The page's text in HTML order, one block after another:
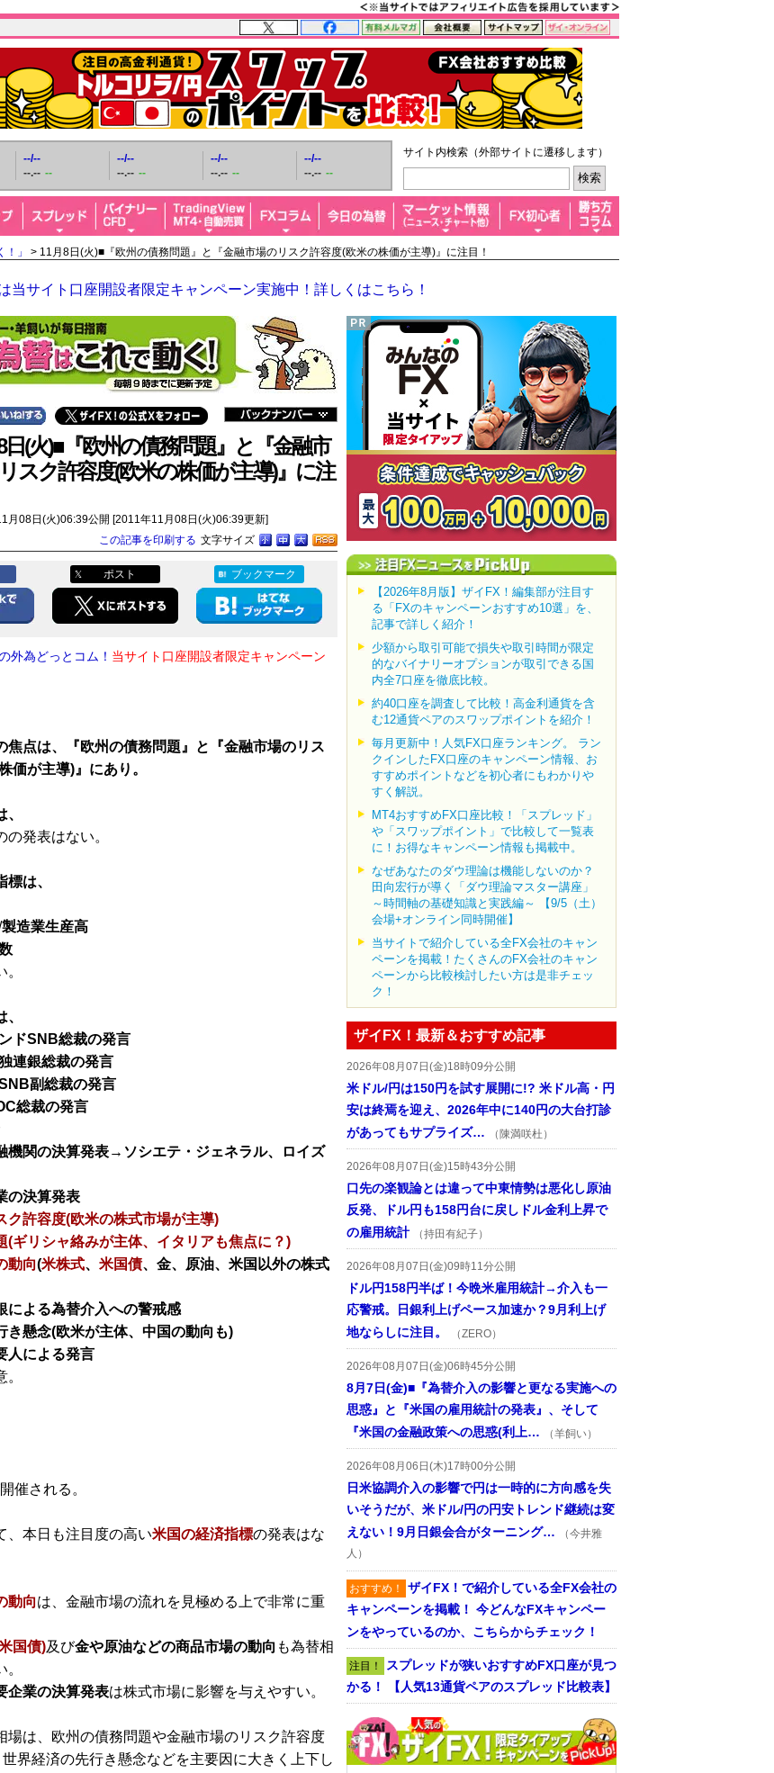
--/--
--.-- --
--/--
--.-- --
--/--
--.-- --
--/--
--.-- --
サイト内検索（外部サイトに遷移します）
」 > 11月8日(火)■『欧州の債務問題』と『金融市場のリスク許容度(欧米の株価が主導)』に注目！
当サイト口座開設者限定キャンペーン実施中！詳しくはこちら！
日(火)■『欧州の債務問題』と『金融市
スク許容度(欧米の株価が主導)』に注
月08日(火)06:39公開 [2011年11月08日(火)06:39更新]
文字サイズ
この記事を印刷する
ポスト ブックマーク
外為どっとコム！ 当サイト口座開設者限定キャンペーン
焦点は、『欧州の債務問題』と『金融市場のリス
価が主導)』にあり。
発表はない。
は、
製造業生産高
ドSNB総裁の発言
連銀総裁の発言
副総裁の発言
総裁の発言
機関の決算発表→ソシエテ・ジェネラル、ロイズ
の決算発表
ク許容度(欧米の株式市場が主導)
(ギリシャ絡みが主体、イタリアも焦点に？)
動向(米株式、 米国債、金、原油、米国以外の株式
による為替介入への警戒感
き懸念(欧米が主体、中国の動向も)
人による発言
催される。
、本日も注目度の高い米国の経済指標の発表はな
動向は、金融市場の流れを見極める上で非常に重
国債)及び金や原油などの商品市場の動向 も為替相
企業の決算発表は株式市場に影響を与えやすい。
場は、欧州の債務問題や金融市場のリスク許容度
界経済の先行き懸念などを主要因に大きく上下し
【2026年8月版】ザイFX！編集部が注目す
る「FXのキャンペーンおすすめ10選」を、
記事で詳しく紹介！
少額から取引可能で損失や取引時間が限定
的なバイナリーオプションが取引できる国
内全7口座を徹底比較。
約40口座を調査して比較！高金利通貨を含
む12通貨ペアのスワップポイントを紹介！
毎月更新中！人気FX口座ランキング。 ラン
クインしたFX口座のキャンペーン情報、お
すすめポイントなどを初心者にもわかりや
すく解説。
MT4おすすめFX口座比較！「スプレッド」
や「スワップポイント」で比較して一覧表
に！お得なキャンペーン情報も掲載中。
なぜあなたのダウ理論は機能しないのか？
田向宏行が導く「ダウ理論マスター講座」
～時間軸の基礎知識と実践編～ 【9/5（土）
会場+オンライン同時開催】
当サイトで紹介している全FX会社のキャン
ペーンを掲載！たくさんのFX会社のキャン
ペーンから比較検討したい方は是非チェッ
ク！
ザイFX！最新＆おすすめ記事
2026年08月07日(金)18時09分公開
米ドル/円は150円を試す展開に!? 米ドル高・円
安は終焉を迎え、2026年中に140円の大台打診
があってもサプライズ…
（陳満咲杜）
2026年08月07日(金)15時43分公開
口先の楽観論とは違って中東情勢は悪化し原油
反発、ドル円も158円台に戻しドル金利上昇で
の雇用統計
（持田有紀子）
2026年08月07日(金)09時11分公開
ドル円158円半ば！今晩米雇用統計→介入も一
応警戒。日銀利上げペース加速か？9月利上げ
地ならしに注目。
（ZERO）
2026年08月07日(金)06時45分公開
8月7日(金)■『為替介入の影響と更なる実施への
思惑』と『米国の雇用統計の発表』、そして
『米国の金融政策への思惑(利上…
（羊飼い）
2026年08月06日(木)17時00分公開
日米協調介入の影響で円は一時的に方向感を失
いそうだが、米ドル/円の円安トレンド継続は変
えない！9月日銀会合がターニング…
（今井雅
人）
おすすめ！ ザイFX！で紹介している全FX会社の
キャンペーンを掲載！ 今どんなFXキャンペー
ンをやっているのか、こちらからチェック！
注目！ スプレッドが狭いおすすめFX口座が見つ
かる！ 【人気13通貨ペアのスプレッド比較表】